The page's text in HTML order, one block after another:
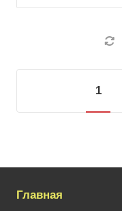
1
Главная